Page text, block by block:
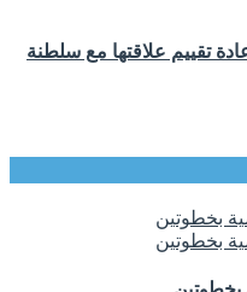
تقييم علاقتها مع سلطنة